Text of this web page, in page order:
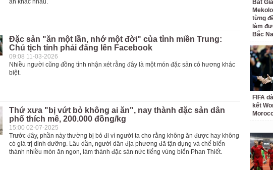
ăn khác nhau.
Đặc sản "ăn một lần, nhớ một đời" của tỉnh miền Trung:
Chủ tịch tỉnh phải đăng lên Facebook
09:08 11-03-2026
Nhiều người cũng đồng tình nhận xét rằng đây là một món đặc sản có hương khác
biệt.
Thứ xưa "bị vứt bỏ không ai ăn", nay thành đặc sản dân
phố thích mê, 200.000 đồng/kg
15:00 02-07-2025
Trước đây, phần này thường bị bỏ đi vì người ta cho rằng không ăn được hay không
có giá trị dinh dưỡng. Lâu dần, người dân địa phương đã tận dụng và chế biến
thành nhiều món ăn ngon, làm thành đặc sản nức tiếng vùng biển Phan Thiết.
Bắt
từng
làm
Bắc
FIFA
kết